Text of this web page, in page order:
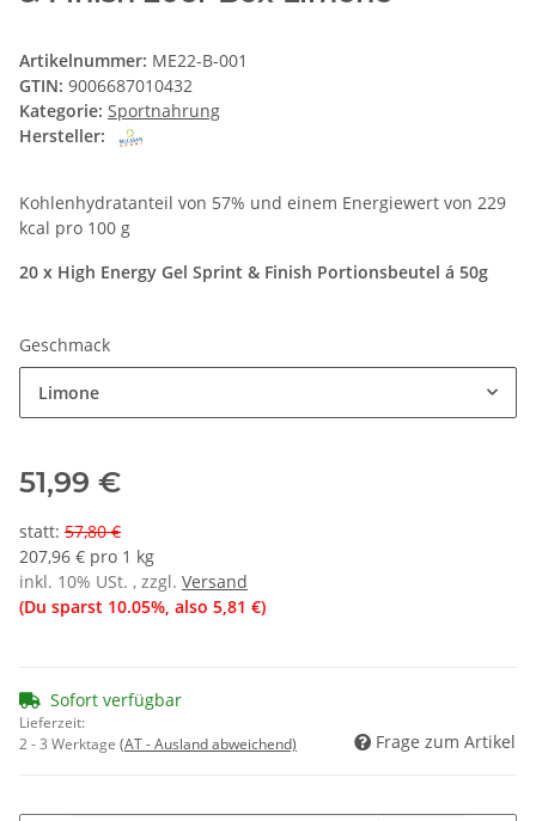
Artikelnummer: ME22-B-001
GTIN: 9006687010432
Kategorie: Sportnahrung
Hersteller:
Kohlenhydratanteil von 57% und einem Energiewert von 229
kcal pro 100 g
20 x High Energy Gel Sprint & Finish Portionsbeutel á 50g
Geschmack
Limone
51,99 €
statt: 57,80 €
207,96 € pro 1 kg
inkl. 10% USt. , zzgl. Versand
(Du sparst 10.05%, also 5,81 €)
Sofort verfügbar
Lieferzeit:
2 - 3 Werktage (AT - Ausland abweichend) Frage zum Artikel